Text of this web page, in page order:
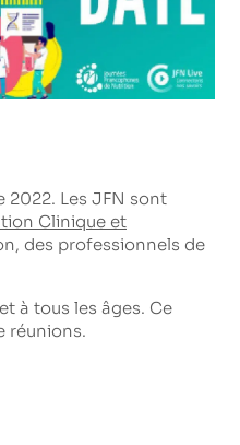
2022. Les JFN sont
Clinique et
des professionnels de
à tous les âges. Ce
réunions.